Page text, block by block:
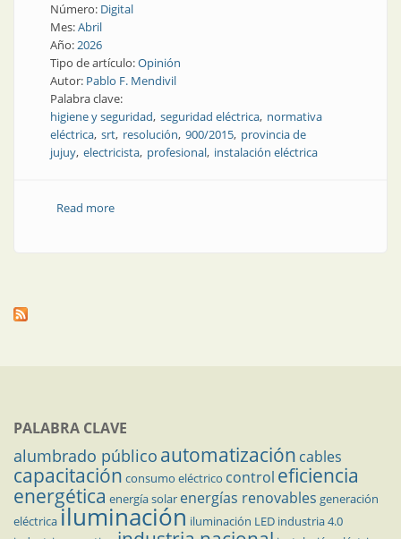
Número: Digital
Mes:Abril
Año:2026
Tipo de artículo:Opinión
Autor: Pablo F. Mendivil
Palabra clave:
higiene y seguridad seguridad eléctrica normativa
eléctrica srt resolución 900/2015 provincia de
jujuy electricista profesional instalación eléctrica
Read moreabout El electricista matriculado y el profesional de
PALABRA CLAVE
alumbrado público automatización cables
capacitación consumo eléctrico control eficiencia
energética energía solar energías renovables generación
eléctricailuminación iluminación LED industria 4.0